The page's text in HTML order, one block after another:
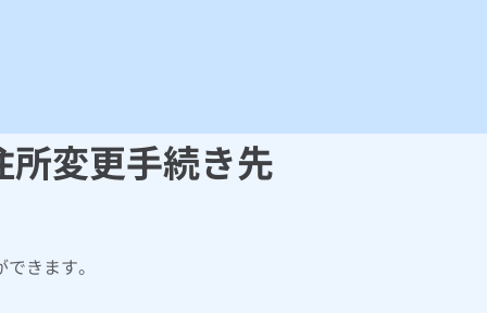
変更手続き先
きます。